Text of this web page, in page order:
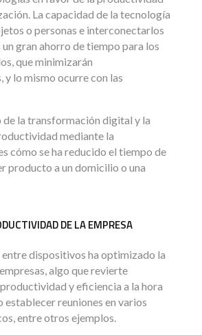
La capacidad de la tecnología
o personas e interconectarlos
gran ahorro de tiempo para los
que minimizarán
y lo mismo ocurre con las
de la transformación digital y la
mediante la
cómo se ha reducido el tiempo de
producto a un domicilio o una
DE LA EMPRESA
entre dispositivos ha optimizado la
algo que revierte
y eficiencia a la hora
establecer reuniones en varios
entre otros ejemplos.